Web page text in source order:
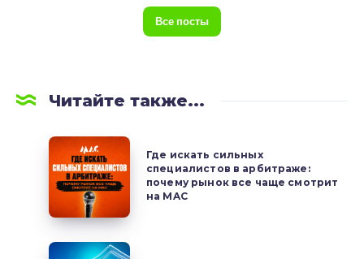
Все посты
Читайте также...
Где
искать
сильных
специалистов
арбитраже:
Где искать сильных
специалистов в арбитраже:
почему рынок все чаще смотрит
на MAC
Обзор